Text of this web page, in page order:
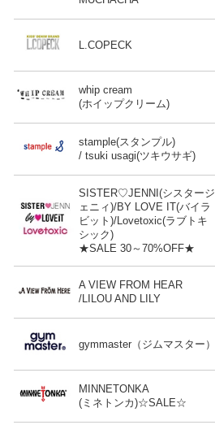
L.COPECK
whip cream
(ホイップクリーム)
stample(スタンプル)
/ tsuki usagi(ツキウサギ)
SISTER♡JENNI(シスタージ
ェニィ)/BY LOVE IT(バイラ
ビット)/Lovetoxic(ラブトキ
シック)
★SALE 30～70%OFF★
A VIEW FROM HEAR
/LILOU AND LILY
gymmaster（ジムマスター）
MINNETONKA
(ミネトンカ)☆SALE☆